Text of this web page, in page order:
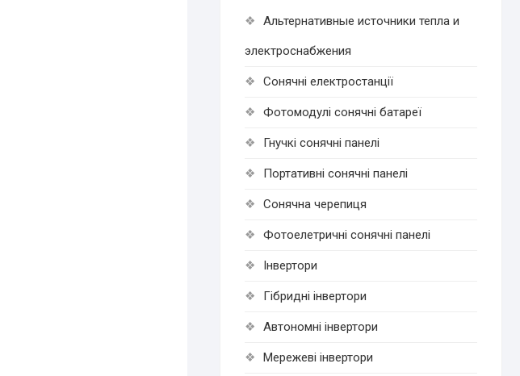
Альтернативные источники тепла и
электроснабжения
Cонячні електростанції
Фотомодулі сонячні батареї
Гнучкі cонячні панелі
Портативні сонячні панелі
Сонячна черепиця
Фотоелетричні cонячні панелі
Інвертори
Гібридні інвертори
Автономні інвертори
Мережеві інвертори